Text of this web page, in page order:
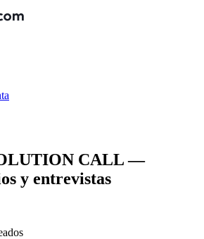
CALL—
y entrevistas